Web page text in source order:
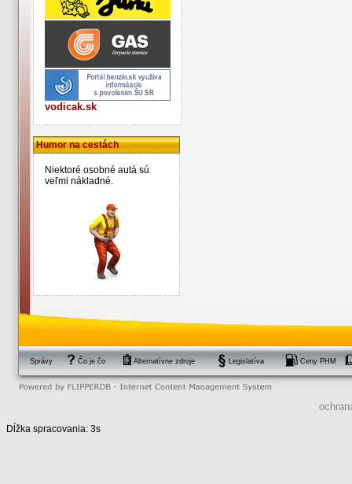
vodicak.sk
Humor na cestách
Niektoré osobné autá sú
veľmi nákladné.
Správy Čo je čo Alternatívne zdroje Legislatíva Ceny PHM
Dĺžka spracovania: 3s